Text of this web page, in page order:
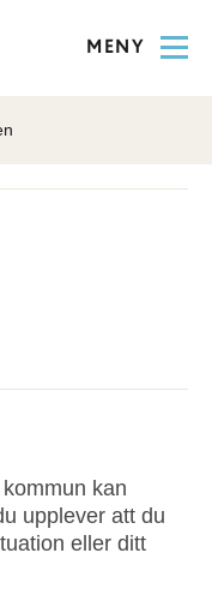
MENY
kan
upplever att du
eller ditt